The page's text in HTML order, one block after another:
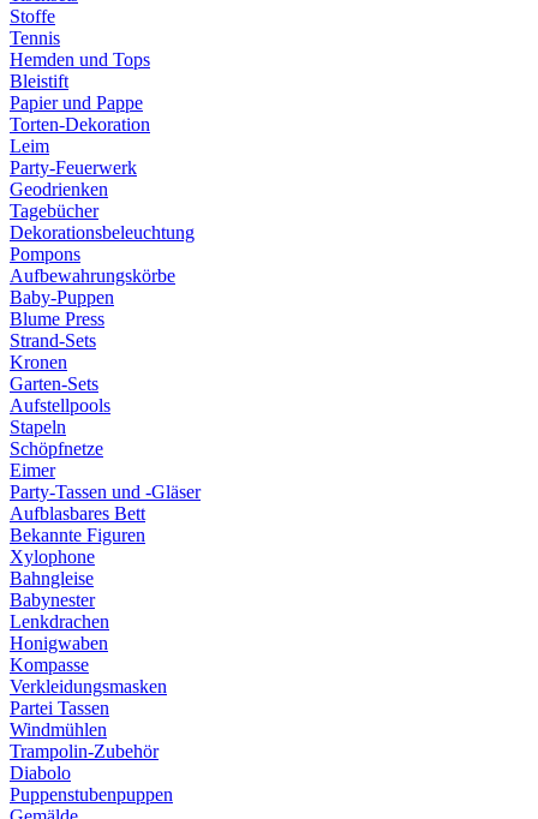
Stoffe
Tennis
Hemden und Tops
Bleistift
Papier und Pappe
Torten-Dekoration
Leim
Party-Feuerwerk
Geodrienken
Tagebücher
Dekorationsbeleuchtung
Pompons
Aufbewahrungskörbe
Baby-Puppen
Blume Press
Strand-Sets
Kronen
Garten-Sets
Aufstellpools
Stapeln
Schöpfnetze
Eimer
Party-Tassen und -Gläser
Aufblasbares Bett
Bekannte Figuren
Xylophone
Bahngleise
Babynester
Lenkdrachen
Honigwaben
Kompasse
Verkleidungsmasken
Partei Tassen
Windmühlen
Trampolin-Zubehör
Diabolo
Puppenstubenpuppen